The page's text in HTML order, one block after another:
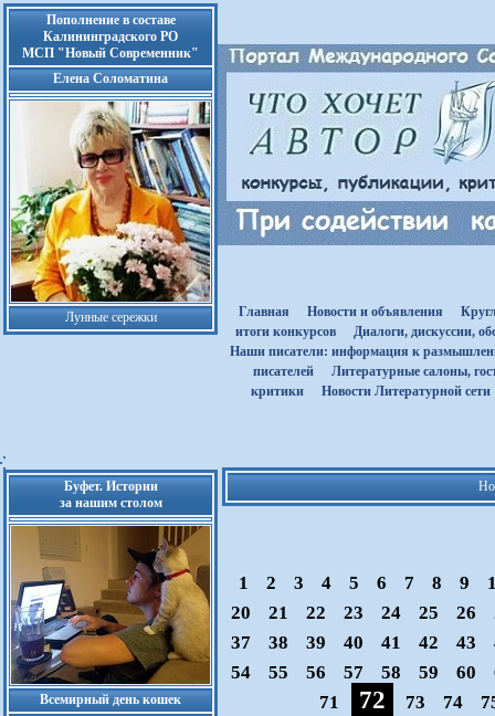
Пополнение в составе
Калининградского РО
МСП "Новый Современник"
Елена Соломатина
Лунные сережки Главная Новости и объявления
итоги конкурсов
Диалоги, дискуссии,
Наши писатели: информация к
писателей
Литературные салоны,
критики
Новости Литературной сети
Буфет. Истории
за нашим столом
Всемирный день кошек
1 2 3 4 5 6 7 8 9
20
21 22 23 24 25 26
37
38 39 40 41 42 43
54
55 56 57 58 59 60
71
72 73 74